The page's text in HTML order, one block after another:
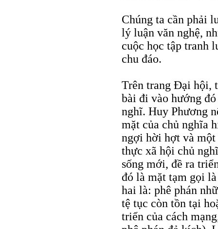
Chúng ta cần phải
lý luận văn nghệ,
cuộc học tập tranh
chu đáo.
Trên trang Đại hội,
bài đi vào hướng
nghĩ. Huy Phương
mặt của chủ nghĩa
ngợi hời hợt và
thực xã hội chủ
sống mới, đề ra
đó là mặt tạm gọi
hai là: phê phán
tệ tục còn tồn tại
triển của cách